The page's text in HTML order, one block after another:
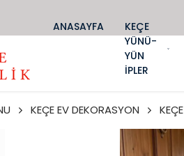
ANASAYFA
KEÇE
YÜNÜ-
YÜN
İPLER
KEÇE EV DEKORASYON